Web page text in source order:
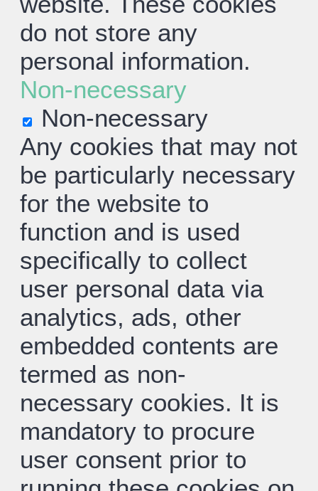
do not store any
personal information.
Non-necessary
Non-necessary
Any cookies that may not
be particularly necessary
for the website to
function and is used
specifically to collect
user personal data via
analytics, ads, other
embedded contents are
termed as non-
necessary cookies. It is
mandatory to procure
user consent prior to